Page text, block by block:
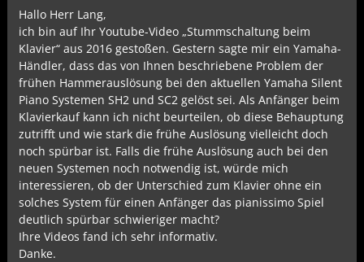
Hallo Herr Lang,
ich bin auf Ihr Youtube-Video „Stummschaltung beim
Klavier“ aus 2016 gestoßen. Gestern sagte mir ein Yamaha-
Händler, dass das von Ihnen beschriebene Problem der
frühen Hammerauslösung bei den aktuellen Yamaha Silent
Piano Systemen SH2 und SC2 gelöst sei. Als Anfänger beim
Klavierkauf kann ich nicht beurteilen, ob diese Behauptung
zutrifft und wie stark die frühe Auslösung vielleicht doch
noch spürbar ist. Falls die frühe Auslösung auch bei den
neuen Systemen noch notwendig ist, würde mich
interessieren, ob der Unterschied zum Klavier ohne ein
solches System für einen Anfänger das pianissimo Spiel
deutlich spürbar schwieriger macht?
Ihre Videos fand ich sehr informativ.
Danke.